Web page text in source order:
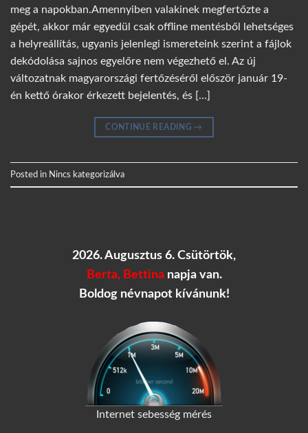
2026. Augusztus 6. Csütörtök,
Berta, Bettinanapja van.
Boldog névnapot kívánunk!
Internet sebesség mérés
meg a napokban.Amennyiben valakinek megfertőzte a
gépét, akkor már egyedül csak offline mentésből lehetséges
a helyreállítás, ugyanis jelenlegi ismereteink szerint a fájlok
dekódolása sajnos egyelőre nem végezhető el. Az új
változatnak magyarországi fertőzéséről először január 19-
én kettő órakor érkezett bejelentés, és […]
CONTINUE READING →
Posted in Nincs kategorizálva